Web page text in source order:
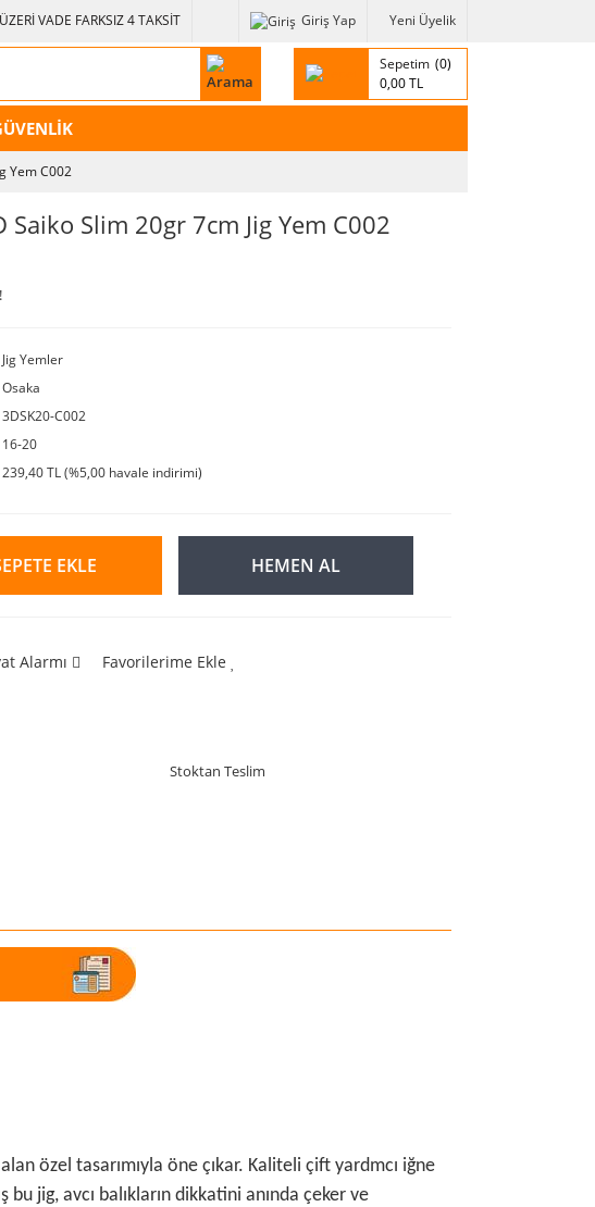
VADE FARKSIZ 4 TAKSİT Giriş Yap Yeni Üyelik
Sepetim 0
0,00 TL
Yem C002
Slim 20gr 7cm Jig Yem C002
Jig Yemler
Osaka
3DSK20-C002
16-20
239,40 TL (%5,00 havale indirimi)
EKLE HEMEN AL
Alarmı Favorilerime Ekle
Stoktan Teslim
özel tasarımıyla öne çıkar. Kaliteli çift yardmcı iğne
jig, avcı balıkların dikkatini anında çeker ve